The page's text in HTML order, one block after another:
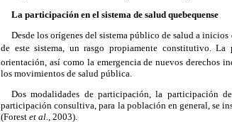
La participación en el sistema de salud quebequense
Desde los orígenes del sistema público de salud a
de este sistema, un rasgo propiamente constitutivo.
orientación, así como la emergencia de nuevos derechos
los movimientos de salud pública.
Dos modalidades de participación, la participación
participación consultiva, para la población en general, se
(Forest et al., 2003).